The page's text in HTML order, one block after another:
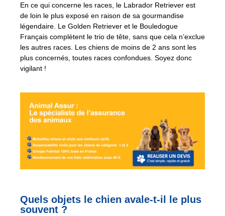
En ce qui concerne les races, le Labrador Retriever est
de loin le plus exposé en raison de sa gourmandise
légendaire. Le Golden Retriever et le Bouledogue
Français complètent le trio de tête, sans que cela n’exclue
les autres races. Les chiens de moins de 2 ans sont les
plus concernés, toutes races confondues. Soyez donc
vigilant !
Quels objets le chien avale-t-il le plus
souvent ?